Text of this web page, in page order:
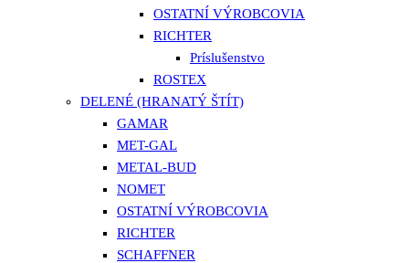
OSTATNÍ VÝROBCOVIA
RICHTER
Príslušenstvo
ROSTEX
DELENÉ (HRANATÝ ŠTÍT)
GAMAR
MET-GAL
METAL-BUD
NOMET
OSTATNÍ VÝROBCOVIA
RICHTER
SCHAFFNER